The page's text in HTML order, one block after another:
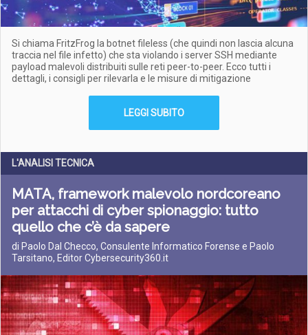
Si chiama FritzFrog la botnet fileless (che quindi non lascia alcuna
traccia nel file infetto) che sta violando i server SSH mediante
payload malevoli distribuiti sulle reti peer-to-peer. Ecco tutti i
dettagli, i consigli per rilevarla e le misure di mitigazione
LEGGI SUBITO
L'ANALISI TECNICA
MATA, framework malevolo nordcoreano
per attacchi di cyber spionaggio: tutto
quello che c’è da sapere
di Paolo Dal Checco, Consulente Informatico Forense e Paolo
Tarsitano, Editor Cybersecurity360.it